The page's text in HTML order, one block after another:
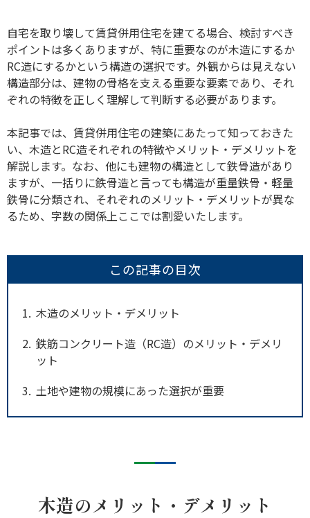
自宅を取り壊して賃貸併用住宅を建てる場合、検討すべき
ポイントは多くありますが、特に重要なのが木造にするか
RC造にするかという構造の選択です。外観からは見えない
構造部分は、建物の骨格を支える重要な要素であり、それ
ぞれの特徴を正しく理解して判断する必要があります。
本記事では、賃貸併用住宅の建築にあたって知っておきた
い、木造とRC造それぞれの特徴やメリット・デメリットを
解説します。なお、他にも建物の構造として鉄骨造があり
ますが、一括りに鉄骨造と言っても構造が重量鉄骨・軽量
鉄骨に分類され、それぞれのメリット・デメリットが異な
るため、字数の関係上ここでは割愛いたします。
この記事の目次
1 木造のメリット・デメリット
2 鉄筋コンクリート造（RC造）のメリット・デメリ
ット
3 土地や建物の規模にあった選択が重要
木造のメリット・デメリット